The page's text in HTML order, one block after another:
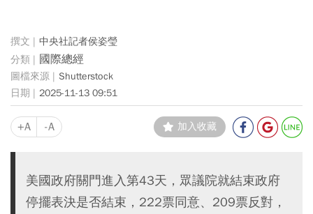
中央社記者侯姿瑩
國際總經
Shutterstock
2025-11-13 09:51
+A -A 加入收藏
美國政府關門進入第43天，眾議院就結束政府
停擺表決是否結束，222票同意、209票反對，